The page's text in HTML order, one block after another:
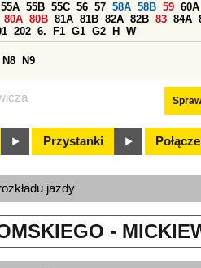
55A 55B 55C 56 57 58A 58B 59 60A
80A 80B 81A 81B 82A 82B 83 84A
202 6. F1 G1 G2 H W
N8 N9
Przystanki
jazdy
-